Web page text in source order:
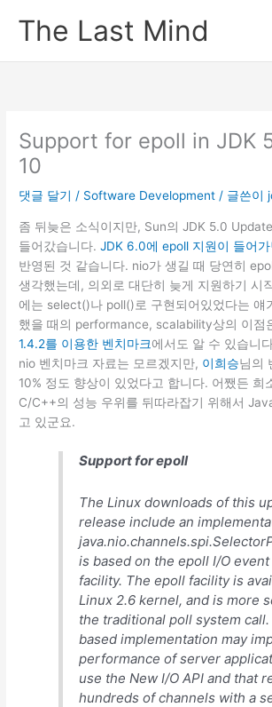
The Last Mind
Support for epoll in JDK
10
댓글 달기 / Software Development / 글쓴이
좀 뒤늦은 소식이지만, Sun의 JDK 5.0
들어갔습니다.JDK 6.0에 epoll 지원이 들어가
반영된 것 같습니다. nio가 생길 때 당연히
생각했는데, 의외로 대단히 늦게 지원하기 시
에는 select()나 poll()로 구현되어있었다는 얘
했을 때의 performance, scalability상의 이점
1.4.2를 이용한 벤치마크에서도 알 수 있습니
nio 벤치마크 자료는 모르겠지만, 이희승님의
10% 정도 향상이 있었다고 합니다. 어쨌든 희
C/C++의 성능 우위를 뒤따라잡기 위해서
고 있군요.
Support for epoll
The Linux downloads of this
release include an
is based on the epoll I/O
facility. The epoll facility is
Linux 2.6 kernel, and is more
the traditional poll system
based implementation may
performance of server
use the New I/O API and that
hundreds of channels with a